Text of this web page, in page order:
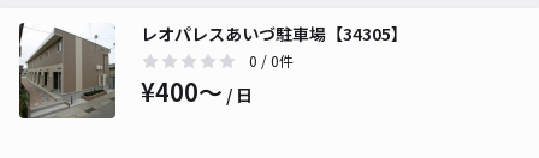
レオパレスあいづ駐車場【34305】
0 / 0件
¥400〜 / 日